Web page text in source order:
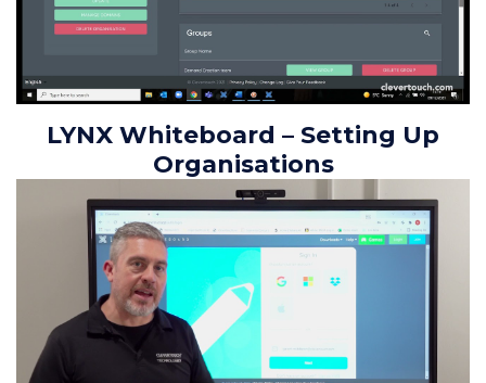
LYNX Whiteboard – Setting Up
Organisations